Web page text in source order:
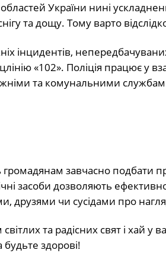
України нині
та дощу. Тому варто
інцидентів,
«102». Поліція працює у
та комунальними
громадянам завчасно подбати
засоби дозволяють
друзями чи сусідами про
світлих та радісних свят і хай
здорові!